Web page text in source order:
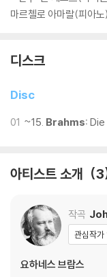
마르첼로 아마랄(피아노)
디스크
Disc
01 ~15. Brahms:
아티스트 소개 3
작곡
관심작가
요하네스 브람스